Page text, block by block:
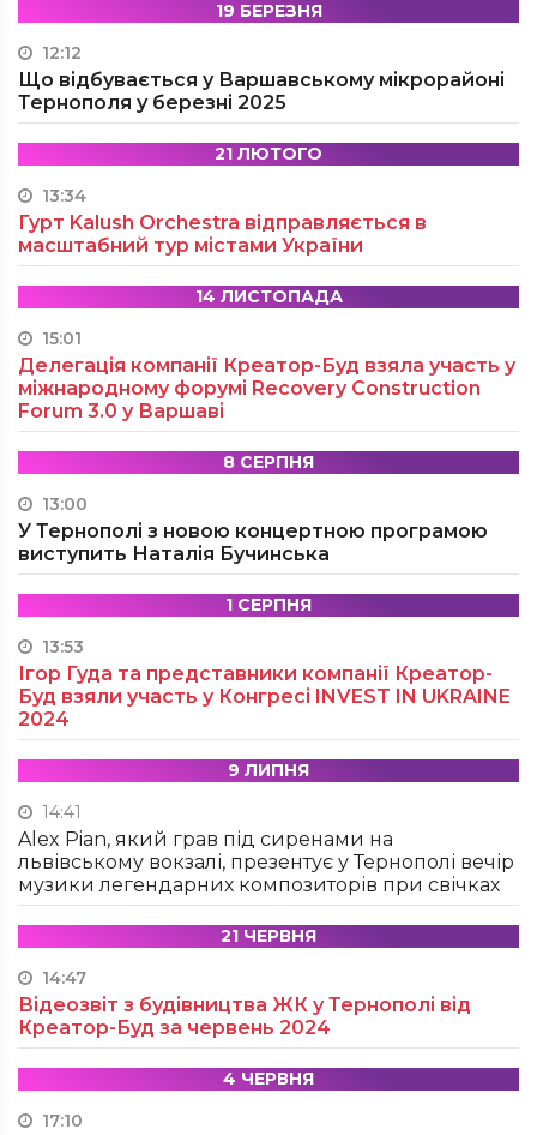
19 БЕРЕЗНЯ
12:12
Що відбувається у Варшавському мікрорайоні
Тернополя у березні 2025
21 ЛЮТОГО
13:34
Гурт Kalush Orchestra відправляється в
масштабний тур містами України
14 ЛИСТОПАДА
15:01
Делегація компанії Креатор-Буд взяла участь у
міжнародному форумі Recovery Construction
Forum 3.0 у Варшаві
8 СЕРПНЯ
13:00
У Тернополі з новою концертною програмою
виступить Наталія Бучинська
1 СЕРПНЯ
13:53
Ігор Гуда та представники компанії Креатор-
Буд взяли участь у Конгресі INVEST IN UKRAINE
2024
9 ЛИПНЯ
14:41
Alex Pian, який грав під сиренами на
львівському вокзалі, презентує у Тернополі вечір
музики легендарних композиторів при свічках
21 ЧЕРВНЯ
14:47
Відеозвіт з будівництва ЖК у Тернополі від
Креатор-Буд за червень 2024
4 ЧЕРВНЯ
17:10